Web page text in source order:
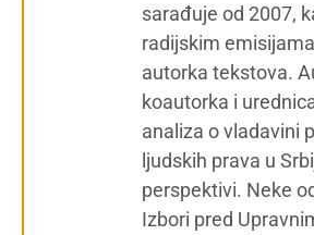
sarađuje od 2007,
radijskim
autorka tekstova.
koautorka i
analiza o vladavini
ljudskih prava u
perspektivi. Neke
Izbori pred